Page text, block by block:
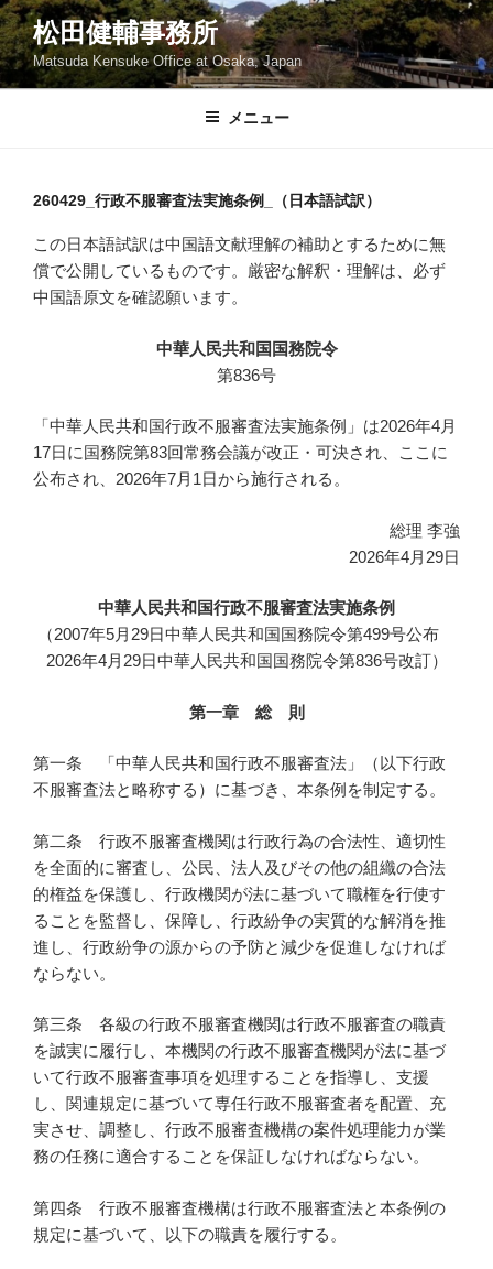
コ
ン
テ
ン
松田健輔事務所
Matsuda Kensuke Office at Osaka, Japan
メニュー
260429_行政不服審査法実施条例_（日本語試訳）
この日本語試訳は中国語文献理解の補助とするために無
償で公開しているものです。厳密な解釈・理解は、必ず
中国語原文を確認願います。
中華人民共和国国務院令
第836号
「中華人民共和国行政不服審査法実施条例」は2026年4月
17日に国務院第83回常務会議が改正・可決され、ここに
公布され、2026年7月1日から施行される。
総理 李強
2026年4月29日
中華人民共和国行政不服審査法実施条例
（2007年5月29日中華人民共和国国務院令第499号公布
2026年4月29日中華人民共和国国務院令第836号改訂）
第一章 総 則
第一条 「中華人民共和国行政不服審査法」（以下行政
不服審査法と略称する）に基づき、本条例を制定する。
第二条 行政不服審査機関は行政行為の合法性、適切性
を全面的に審査し、公民、法人及びその他の組織の合法
的権益を保護し、行政機関が法に基づいて職権を行使す
ることを監督し、保障し、行政紛争の実質的な解消を推
進し、行政紛争の源からの予防と減少を促進しなければ
ならない。
第三条 各級の行政不服審査機関は行政不服審査の職責
を誠実に履行し、本機関の行政不服審査機関が法に基づ
いて行政不服審査事項を処理することを指導し、支援
し、関連規定に基づいて専任行政不服審査者を配置、充
実させ、調整し、行政不服審査機構の案件処理能力が業
務の任務に適合することを保証しなければならない。
第四条 行政不服審査機構は行政不服審査法と本条例の
規定に基づいて、以下の職責を履行する。